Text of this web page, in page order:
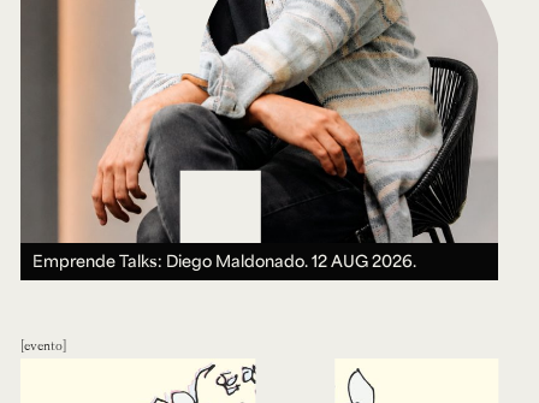
Emprende Talks: Diego Maldonado.12 AUG 2026.
evento